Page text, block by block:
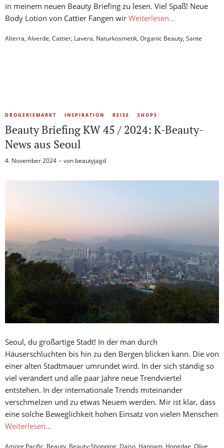
in meinem neuen Beauty Briefing zu lesen. Viel Spaß! Neue
Body Lotion von Cattier Fangen wir Weiterlesen…
Alterra, Alverde, Cattier, Lavera, Naturkosmetik, Organic Beauty, Sante
DROGERIEMARKT INSPIRATION REISE SHOPS
Beauty Briefing KW 45 / 2024: K-Beauty-
News aus Seoul
4. November 2024 von beautyjagd
Seoul, du großartige Stadt! In der man durch
Häuserschluchten bis hin zu den Bergen blicken kann. Die von
einer alten Stadtmauer umrundet wird. In der sich ständig so
viel verändert und alle paar Jahre neue Trendviertel
entstehen. In der internationale Trends miteinander
verschmelzen und zu etwas Neuem werden. Mir ist klar, dass
eine solche Beweglichkeit hohen Einsatz von vielen Menschen
Weiterlesen…
Amore Pacific Beauty Beauty-Shopping Daiso Hannam Hongdae Olive